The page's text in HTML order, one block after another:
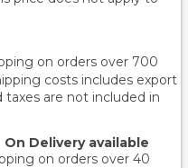
on orders over 700
costs includes export
are not included in
On Delivery available
on orders over 40